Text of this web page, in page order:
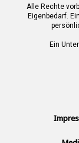
Alle Rechte
Eigenbedarf.
Ein